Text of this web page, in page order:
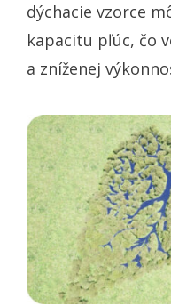
dýchacie vzorce
kapacitu pľúc, čo
a zníženej